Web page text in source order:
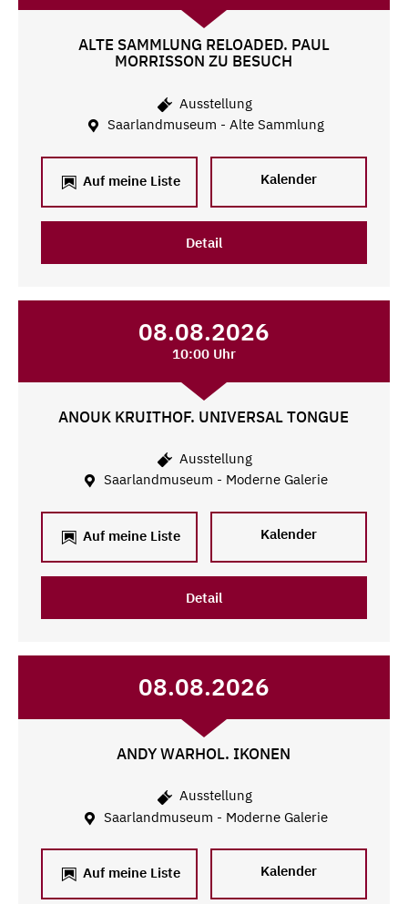
ALTE SAMMLUNG RELOADED. PAUL
MORRISSON ZU BESUCH
Ausstellung
Saarlandmuseum - Alte Sammlung
Auf meine Liste Kalender
Detail
08.08.2026
10:00 Uhr
ANOUK KRUITHOF. UNIVERSAL TONGUE
Ausstellung
Saarlandmuseum - Moderne Galerie
Auf meine Liste Kalender
Detail
08.08.2026
ANDY WARHOL. IKONEN
Ausstellung
Saarlandmuseum - Moderne Galerie
Auf meine Liste Kalender